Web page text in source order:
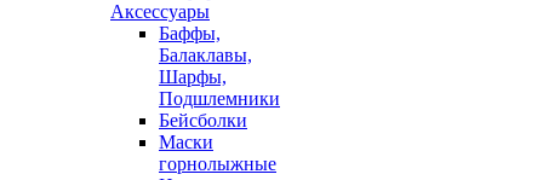
Аксессуары
Баффы,
Балаклавы,
Шарфы,
Подшлемники
Бейсболки
Маски
горнолыжные